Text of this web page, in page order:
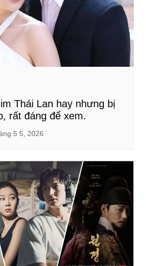
Thái Lan hay nhưng bị
rất đáng để xem.
5 5, 2026